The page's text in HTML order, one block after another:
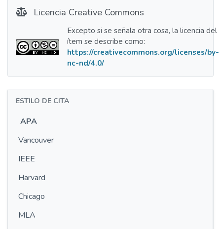
Licencia Creative Commons
Excepto si se señala otra cosa, la licencia del
ítem se describe como:
https://creativecommons.org/licenses/by-
nc-nd/4.0/
ESTILO DE CITA
APA
Vancouver
IEEE
Harvard
Chicago
MLA